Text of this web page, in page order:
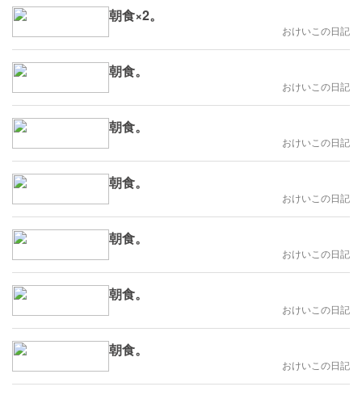
朝食×2。
おけいこの日記
朝食。
おけいこの日記
朝食。
おけいこの日記
朝食。
おけいこの日記
朝食。
おけいこの日記
朝食。
おけいこの日記
朝食。
おけいこの日記